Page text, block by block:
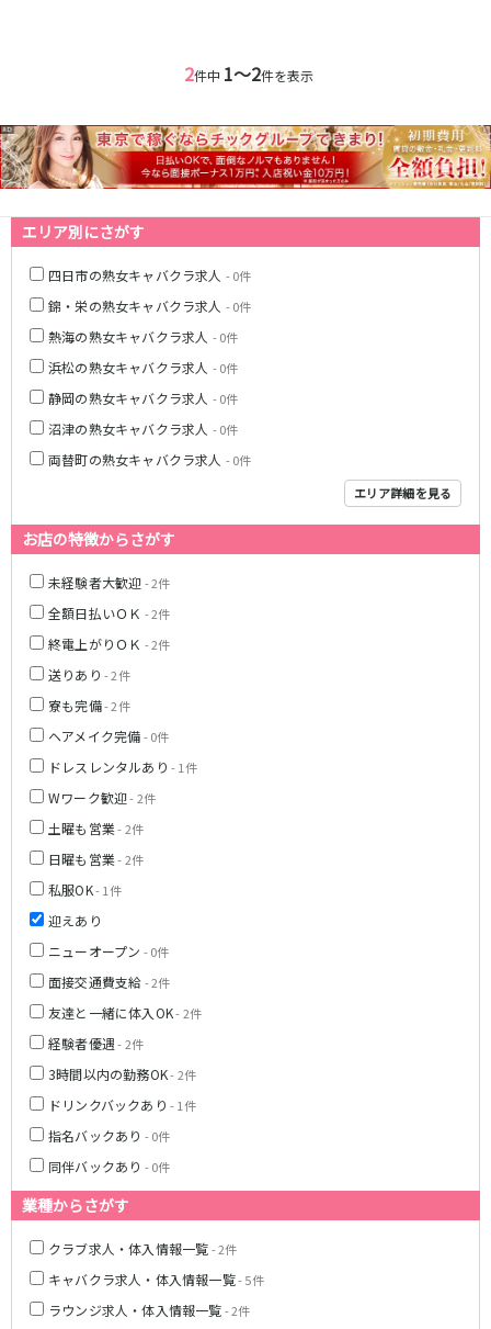
2件中 1〜2件を表示
エリア別にさがす
四日市の熟女キャバクラ求人 - 0件
錦・栄の熟女キャバクラ求人 - 0件
熱海の熟女キャバクラ求人 - 0件
浜松の熟女キャバクラ求人 - 0件
静岡の熟女キャバクラ求人 - 0件
沼津の熟女キャバクラ求人 - 0件
両替町の熟女キャバクラ求人 - 0件
エリア詳細を見る
お店の特徴からさがす
未経験者大歓迎- 2件
全額日払いＯＫ - 2件
終電上がりＯＫ - 2件
送りあり - 2件
寮も完備- 2件
ヘアメイク完備- 0件
ドレスレンタルあり - 1件
Wワーク歓迎- 2件
土曜も営業- 2件
日曜も営業- 2件
私服OK- 1件
迎えあり
ニューオープン - 0件
面接交通費支給- 2件
友達と一緒に体入OK- 2件
経験者優遇- 2件
3時間以内の勤務OK- 2件
ドリンクバックあり - 1件
指名バックあり - 0件
同伴バックあり - 0件
業種からさがす
クラブ求人・体入情報一覧- 2件
キャバクラ求人・体入情報一覧- 5件
ラウンジ求人・体入情報一覧- 2件
青山駅
岐阜駅
名古屋市営地下鉄名港線
金山駅
名鉄尾西線
観音寺駅
豊田市駅
JR東海道本線(熱海～浜松)
熱海駅
沼津駅
東静岡駅
静岡鉄道静岡清水線
新静岡駅
遠州鉄道鉄道線
新浜松駅
JR御殿場線
大岡駅
伊豆箱根鉄道駿豆線
三島駅
天竜浜名湖線
掛川駅
JR伊東線
熱海駅 来宮駅
該当求人 0 件 選択した内容で設定